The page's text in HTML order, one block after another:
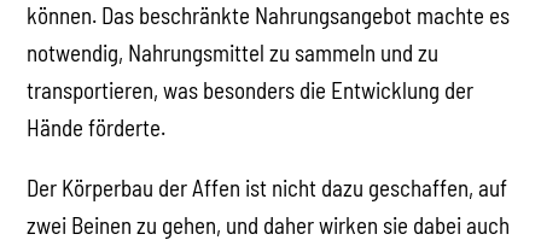
können. Das beschränkte Nahrungsangebot machte es
notwendig, Nahrungsmittel zu sammeln und zu
transportieren, was besonders die Entwicklung der
Hände förderte.
Der Körperbau der Affen ist nicht dazu geschaffen, auf
zwei Beinen zu gehen, und daher wirken sie dabei auch